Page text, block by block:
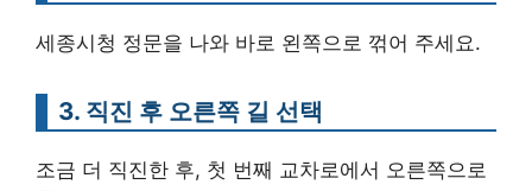
세종시청 정문을 나와 바로 왼쪽으로 꺾어 주세요.
3. 직진 후 오른쪽 길 선택
조금 더 직진한 후, 첫 번째 교차로에서 오른쪽으로